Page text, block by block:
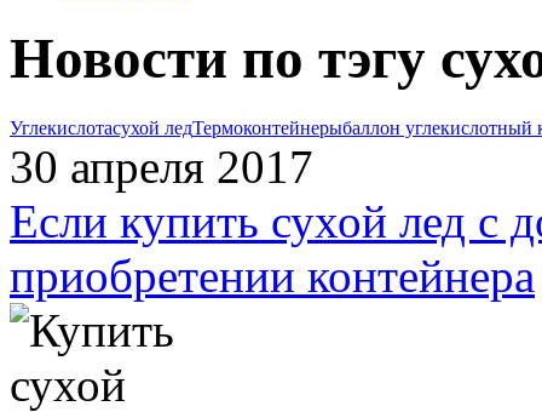
Новости по тэгу
Углекислотасухой ледТермоконтейнерыбаллон углекислотный
30 апреля 2017
Если купить сухой лед с
приобретении контейнера